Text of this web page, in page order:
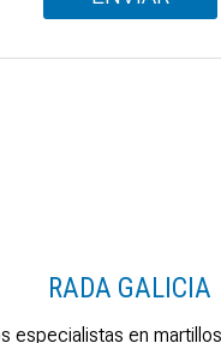
RADA GALICIA
especialistas en